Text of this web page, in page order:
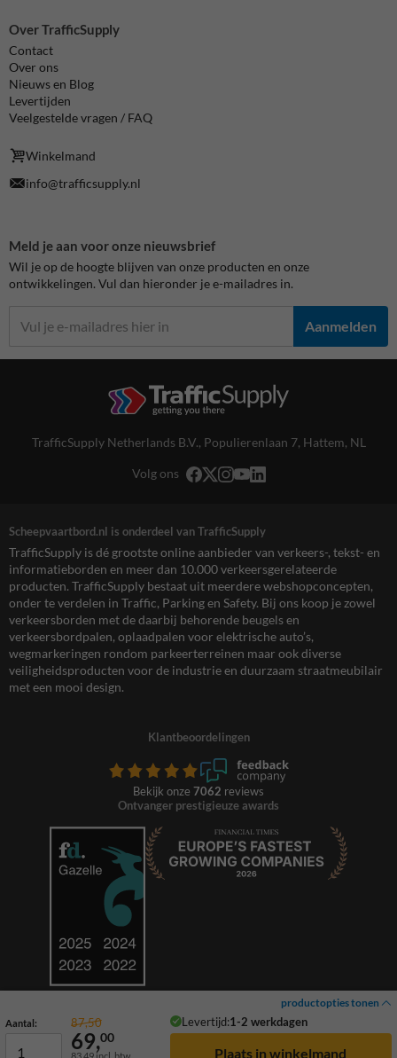
productopties tonen
Aantal: 87,50 Levertijd:1-2 werkdagen
69,00
Over TrafficSupply
Contact
Over ons
Nieuws en Blog
Levertijden
Veelgestelde vragen / FAQ
Winkelmand
info@trafficsupply.nl
Meld je aan voor onze nieuwsbrief
Wil je op de hoogte blijven van onze producten en onze
ontwikkelingen. Vul dan hieronder je e-mailadres in.
Aanmelden
TrafficSupply Netherlands B.V., Populierenlaan 7, Hattem, NL
Volg ons
Scheepvaartbord.nl is onderdeel van TrafficSupply
TrafficSupply is dé grootste online aanbieder van verkeers-, tekst- en
informatieborden en meer dan 10.000 verkeersgerelateerde
producten. TrafficSupply bestaat uit meerdere webshopconcepten,
onder te verdelen in Traffic, Parking en Safety. Bij ons koop je zowel
verkeersborden met de daarbij behorende beugels en
verkeersbordpalen, oplaadpalen voor elektrische auto’s,
wegmarkeringen rondom parkeerterreinen maar ook diverse
veiligheidsproducten voor de industrie en duurzaam straatmeubilair
met een mooi design.
Klantbeoordelingen
Bekijk onze 7062 reviews
Ontvanger prestigieuze awards